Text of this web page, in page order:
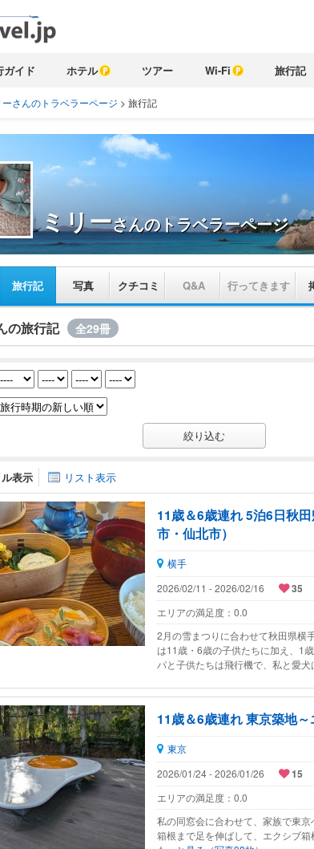
ガイド ホテル ツアー Wi-Fi 旅行記
ーさんのトラベラーページ > 旅行記
ミリーさんのトラベラーページ
旅行記 写真 クチコミ Q&A 行ってきます
の旅行記 全29冊
表示 リスト表示
11歳＆6歳連れ 5泊6日秋
市・仙北市）
横手
2026/02/11 - 2026/02/16
35
エリアの満足度： 0.0
2月の雪まつりに合わせて秋田県横
は11歳・6歳の子供たちに加え、1
パと子供たちは飛行機で、私と愛犬
11歳＆6歳連れ 東京築地
東京
2026/01/24 - 2026/01/26
15
エリアの満足度： 0.0
私の同窓会に合わせて、家族で東
箱根まで足を伸ばして、エクシブ